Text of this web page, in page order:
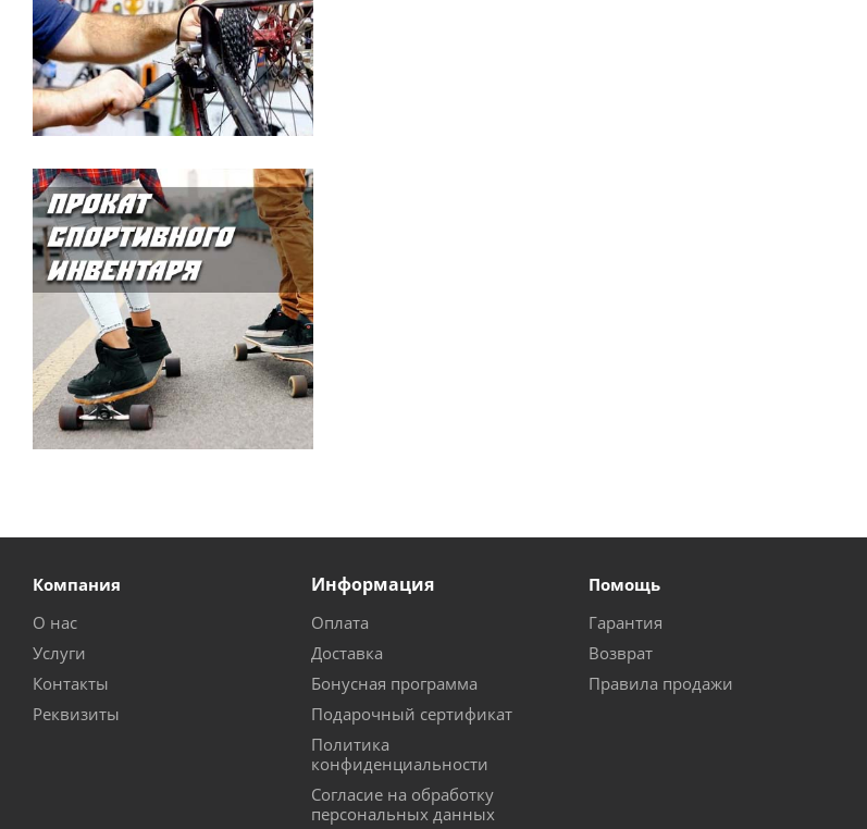
Компания
О нас
Услуги
Контакты
Реквизиты
Информация
Оплата
Доставка
Бонусная программа
Подарочный сертификат
Политика
конфиденциальности
Согласие на обработку
персональных данных
Помощь
Гарантия
Возврат
Правила продажи